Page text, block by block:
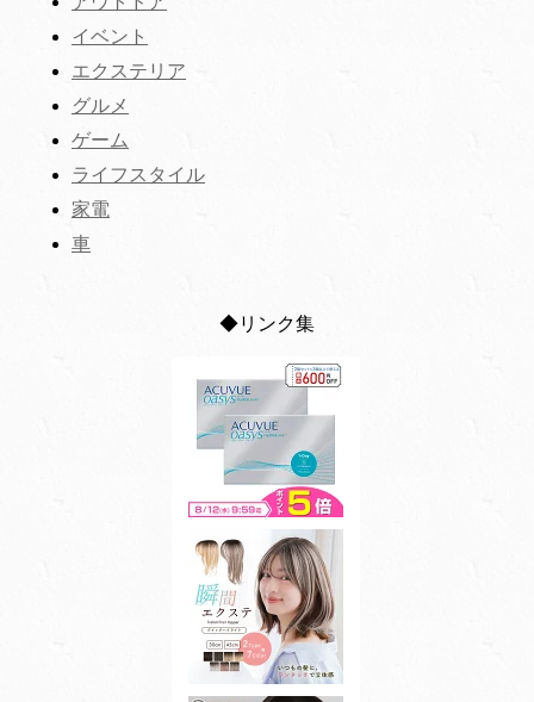
イベント
エクステリア
グルメ
ゲーム
ライフスタイル
家電
車
◆リンク集